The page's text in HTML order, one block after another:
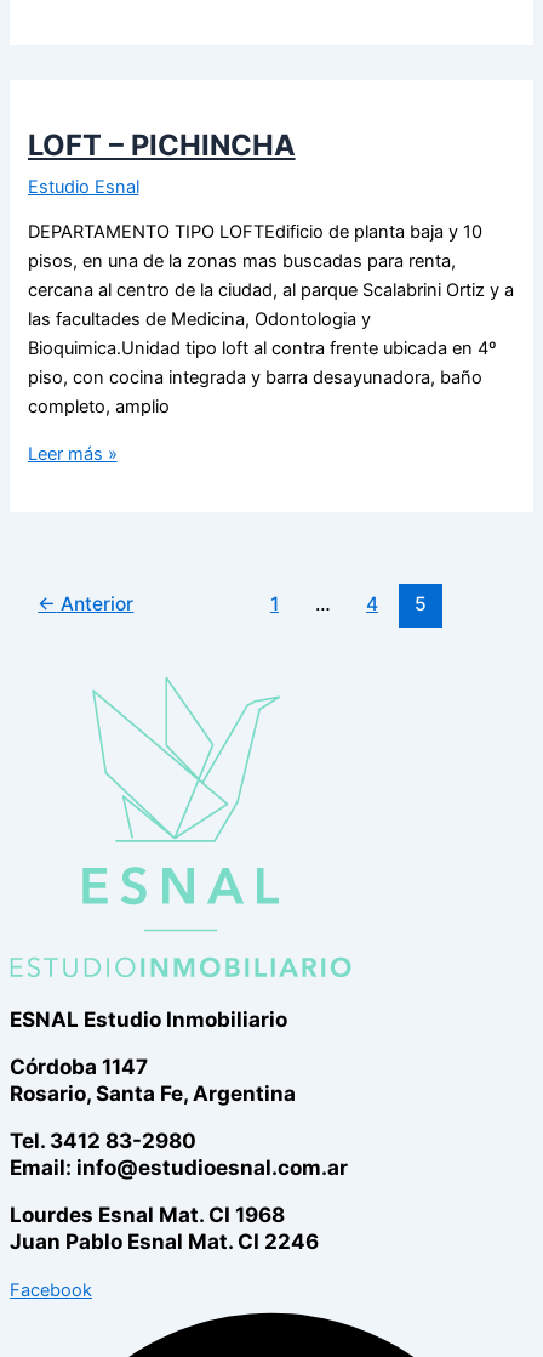
LOFT – PICHINCHA
Estudio Esnal
DEPARTAMENTO TIPO LOFTEdificio de planta baja y 10
pisos, en una de la zonas mas buscadas para renta,
cercana al centro de la ciudad, al parque Scalabrini Ortiz y a
las facultades de Medicina, Odontologia y
Bioquimica.Unidad tipo loft al contra frente ubicada en 4º
piso, con cocina integrada y barra desayunadora, baño
completo, amplio
Leer más »
← Anterior 1 … 4 5
ESNAL Estudio Inmobiliario
Córdoba 1147
Rosario, Santa Fe, Argentina
Tel. 3412 83-2980
Email: info@estudioesnal.com.ar
Lourdes Esnal Mat. CI 1968
Juan Pablo Esnal Mat. CI 2246
Facebook